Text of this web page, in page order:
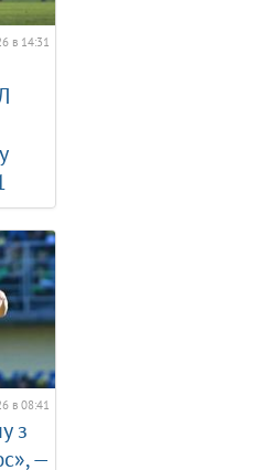
в 14:31
в 08:41
з
—